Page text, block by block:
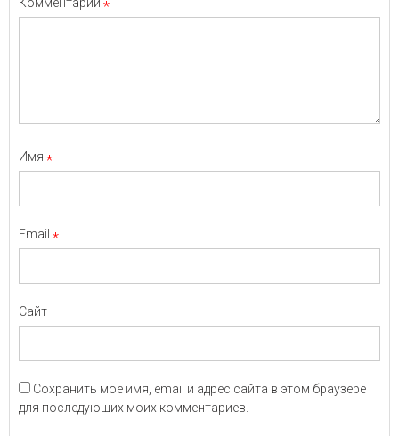
*
Имя *
Email *
Сайт
Сохранить моё имя, email и адрес сайта в этом браузере
для последующих моих комментариев.